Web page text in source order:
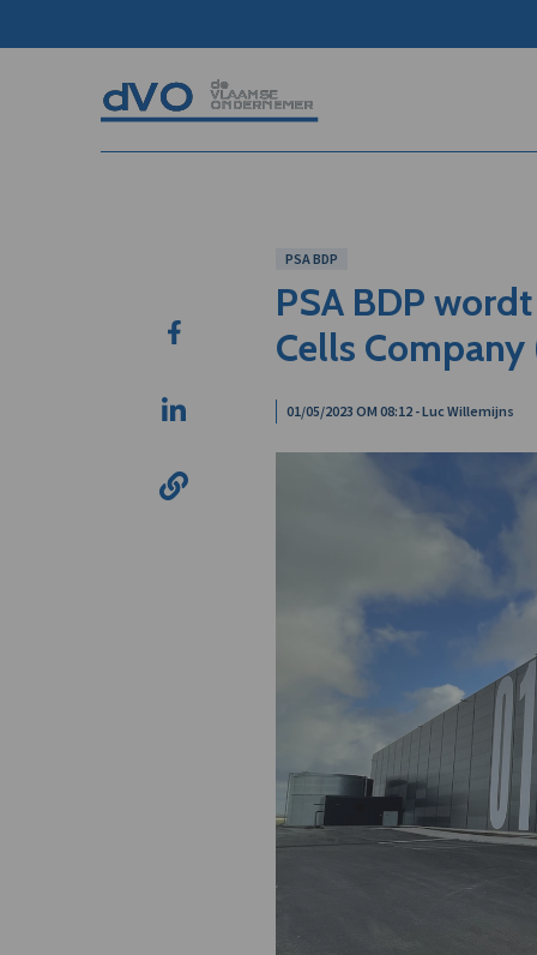
PSA BDP
PSA BDP
Cells Company
01/05/2023 OM 08:12 - Luc Willemijns